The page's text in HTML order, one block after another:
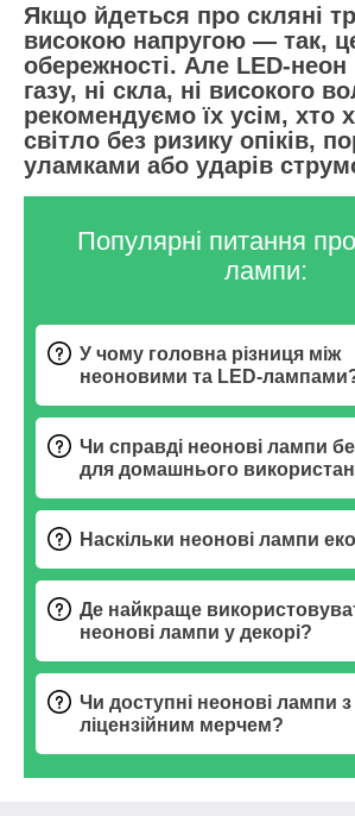
Якщо йдеться про скляні
високою напругою — так,
обережності. Але LED-неон
газу, ні скла, ні високого
рекомендуємо їх усім, хто
світло без ризику опіків,
уламками або ударів
Популярні питання
лампи:
У чому головна різниця між
неоновими та LED-
Чи справді неонові лампи
для домашнього
Наскільки неонові лампи
Де найкраще
неонові лампи у декорі?
Чи доступні неонові лампи з
ліцензійним мерчем?